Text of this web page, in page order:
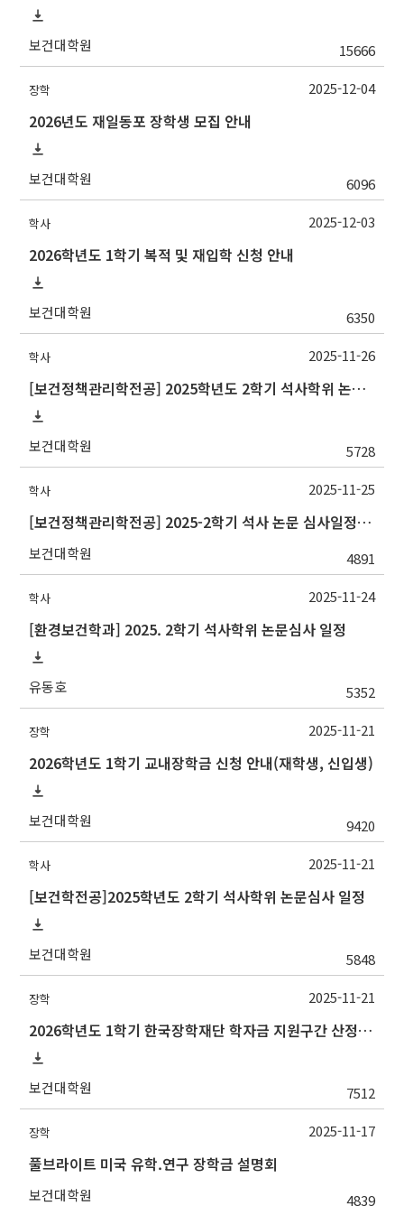
보건대학원 15666
장학
2026년도 재일동포 장학생 모집 안내
보건대학원 6096
2025-12-04
학사
2026학년도 1학기 복적 및 재입학 신청 안내
보건대학원 6350
2025-12-03
학사
[보건정책관리학전공] 2025학년도 2학기 석사학위 논문심사 일정
보건대학원 5728
2025-11-26
학사
[보건정책관리학전공] 2025-2학기 석사 논문 심사일정 관련 안내(12월 시작예정)
보건대학원 4891
2025-11-25
학사
[환경보건학과] 2025. 2학기 석사학위 논문심사 일정
유동호 5352
2025-11-24
장학
2026학년도 1학기 교내장학금 신청 안내(재학생, 신입생)
보건대학원 9420
2025-11-21
학사
[보건학전공]2025학년도 2학기 석사학위 논문심사 일정
보건대학원 5848
2025-11-21
장학
2026학년도 1학기 한국장학재단 학자금 지원구간 산정 신청 안내
보건대학원 7512
2025-11-21
장학
풀브라이트 미국 유학.연구 장학금 설명회
보건대학원 4839
2025-11-17